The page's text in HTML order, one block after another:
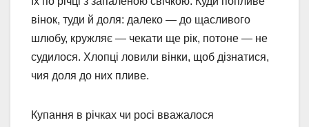
вінок, туди й доля: далеко — до щасливого
шлюбу, кружляє — чекати ще рік, потоне — не
судилося. Хлопці ловили вінки, щоб дізнатися,
чия доля до них пливе.
Купання в річках чи росі вважалося